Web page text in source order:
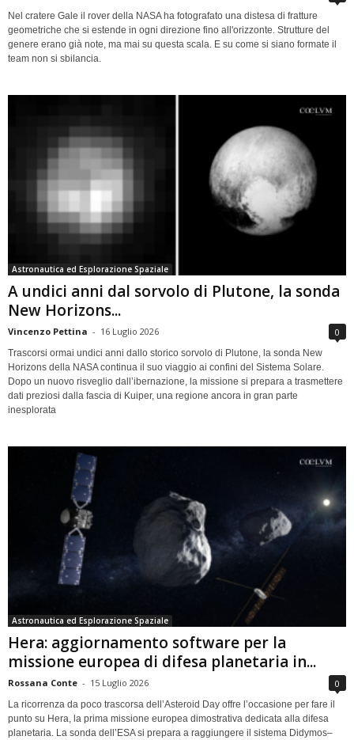
Nel cratere Gale il rover della NASA ha fotografato una distesa di fratture
geometriche che si estende in ogni direzione fino all'orizzonte. Strutture del
genere erano già note, ma mai su questa scala. E su come si siano formate il
team non si sbilancia.
Astronautica ed Esplorazione Spaziale
A undici anni dal sorvolo di Plutone, la sonda
New Horizons...
Vincenzo Pettina - 16 Luglio 2026 0
Trascorsi ormai undici anni dallo storico sorvolo di Plutone, la sonda New
Horizons della NASA continua il suo viaggio ai confini del Sistema Solare.
Dopo un nuovo risveglio dall’ibernazione, la missione si prepara a trasmettere
dati preziosi dalla fascia di Kuiper, una regione ancora in gran parte
inesplorata
Astronautica ed Esplorazione Spaziale
Hera: aggiornamento software per la
missione europea di difesa planetaria in...
Rossana Conte - 15 Luglio 2026 0
La ricorrenza da poco trascorsa dell’Asteroid Day offre l’occasione per fare il
punto su Hera, la prima missione europea dimostrativa dedicata alla difesa
planetaria. La sonda dell’ESA si prepara a raggiungere il sistema Didymos–